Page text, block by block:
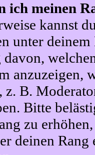
ich meinen
kannst
unter
davon,
anzuzeigen,
z. B.
Bitte
zu
deinen